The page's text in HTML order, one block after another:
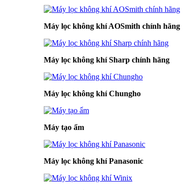
Máy lọc không khí AOSmith chính hãng
Máy lọc không khí Sharp chính hãng
Máy lọc không khí Chungho
Máy tạo ẩm
Máy lọc không khí Panasonic